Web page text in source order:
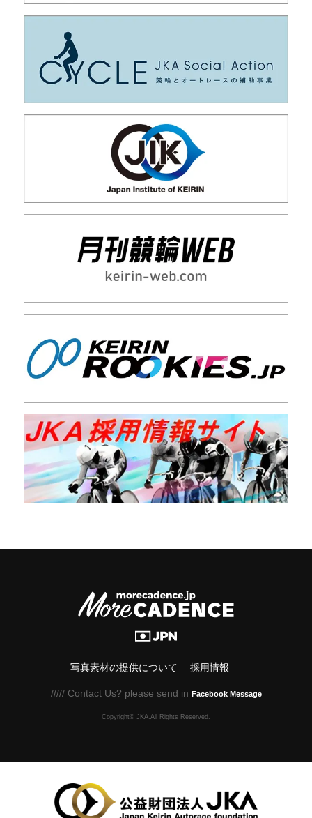
写真素材の提供について 採用情報
///// Contact Us? please send in Facebook Message
Copyright© JKA.All Rights Reserved.